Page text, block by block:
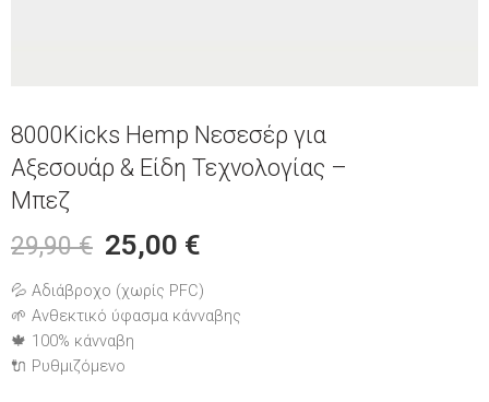
8000Kicks Hemp Νεσεσέρ για
Αξεσουάρ & Είδη Τεχνολογίας –
Μπεζ
29,90€ 25,00 €
💦 Αδιάβροχο (χωρίς PFC)
🌱 Ανθεκτικό ύφασμα κάνναβης
🍁 100% κάνναβη
🔌 Ρυθμιζόμενο